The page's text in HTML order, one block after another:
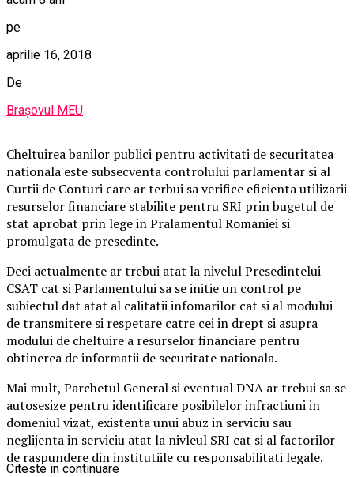
pe
aprilie 16, 2018
De
Brașovul MEU
Cheltuirea banilor publici pentru activitati de securitatea
nationala este subsecventa controlului parlamentar si al
Curtii de Conturi care ar terbui sa verifice eficienta utilizarii
resurselor financiare stabilite pentru SRI prin bugetul de
stat aprobat prin lege in Pralamentul Romaniei si
promulgata de presedinte.
Deci actualmente ar trebui atat la nivelul Presedintelui
CSAT cat si Parlamentului sa se initie un control pe
subiectul dat atat al calitatii infomarilor cat si al modului
de transmitere si respetare catre cei in drept si asupra
modului de cheltuire a resurselor financiare pentru
obtinerea de informatii de securitate nationala.
Mai mult, Parchetul General si eventual DNA ar trebui sa se
autosesize pentru identificare posibilelor infractiuni in
domeniul vizat, existenta unui abuz in serviciu sau
neglijenta in serviciu atat la nivleul SRI cat si al factorilor
de raspundere din institutiile cu responsabilitati legale.
Citeste in continuare